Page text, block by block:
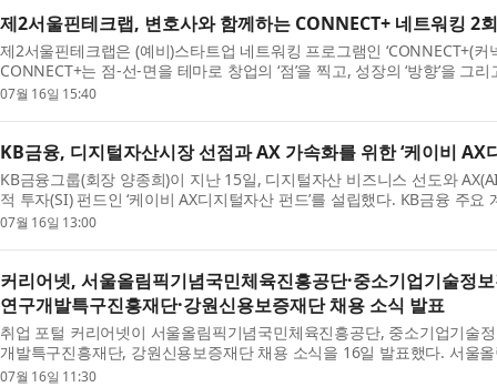
제2서울핀테크랩, 변호사와 함께하는 CONNECT+ 네트워킹 2
제2서울핀테크랩은 (예비)스타트업 네트워킹 프로그램인 ‘CONNECT+(
CONNECT+는 점-선-면을 테마로 창업의 ‘점’을 찍고, 성장의 ‘방향’을 그
2...
07월 16일 15:40
KB금융, 디지털자산시장 선점과 AX 가속화를 위한 ‘케이비 AX
KB금융그룹(회장 양종희)이 지난 15일, 디지털자산 비즈니스 선도와
적 투자(SI) 펀드인 ‘케이비 AX디지털자산 펀드’를 설립했다. KB금융 주
KB라...
07월 16일 13:00
커리어넷, 서울올림픽기념국민체육진흥공단·중소기업기술정
연구개발특구진흥재단·강원신용보증재단 채용 소식 발표
취업 포털 커리어넷이 서울올림픽기념국민체육진흥공단, 중소기업기술
개발특구진흥재단, 강원신용보증재단 채용 소식을 16일 발표했다. 서울
(일반직 7...
07월 16일 11:30